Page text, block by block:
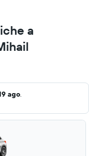
a
ago.